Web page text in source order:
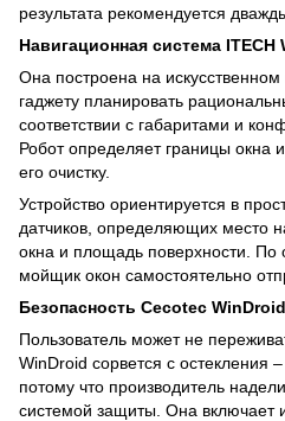
результата рекомендуется
Навигационная система ITECH
Она построена на
гаджету планировать
соответствии с габаритами и
Робот определяет границы окна
его очистку.
Устройство ориентируется в
датчиков, определяющих место
окна и площадь поверхности. По
мойщик окон самостоятельно
Безопасность Cecotec WinDroid
Пользователь может не
WinDroid сорвется с остекления
потому что производитель
системой защиты. Она включает